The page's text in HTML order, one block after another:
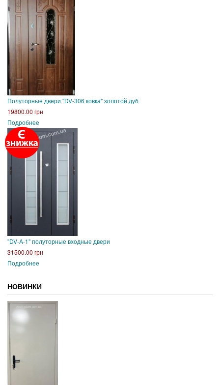
Полуторные двери "DV-306 ковка" золотой дуб
19800.00 грн
Подробнее
"DV-A-1" полуторные входные двери
31500.00 грн
Подробнее
НОВИНКИ